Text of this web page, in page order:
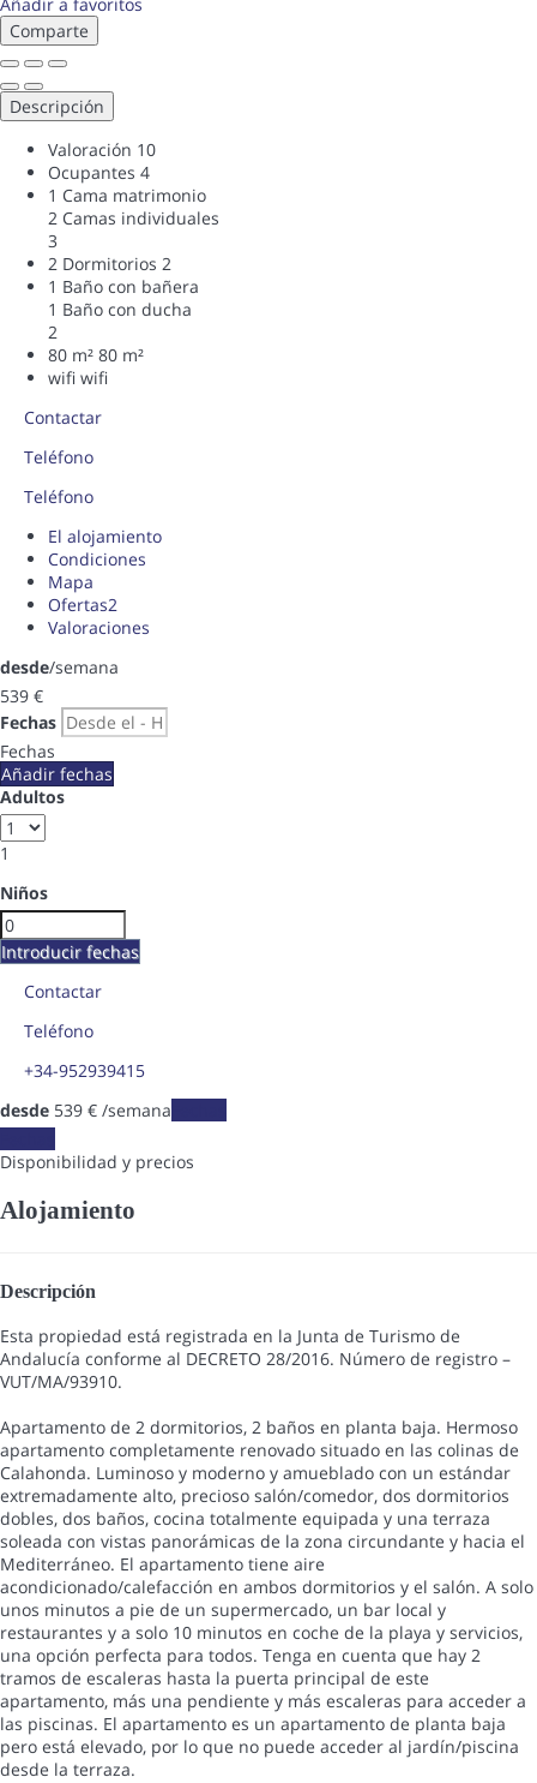
Comparte
Descripción
Valoración 10
Ocupantes 4
1 Cama matrimonio
2 Camas individuales
3
2 Dormitorios 2
1 Baño con bañera
1 Baño con ducha
2
80 m² 80 m²
wifi wifi
Contactar
Teléfono
Teléfono
El alojamiento
Condiciones
Mapa
Ofertas2
Valoraciones
desde/semana
539 €
Fechas
Fechas
Añadir fechas
Adultos
1
Niños
Introducir fechas
Contactar
Teléfono
+34-952939415
desde 539 € /semana
Disponibilidad y precios
Alojamiento
Descripción
Esta propiedad está registrada en la Junta de Turismo de
Andalucía conforme al DECRETO 28/2016. Número de registro –
VUT/MA/93910.
Apartamento de 2 dormitorios, 2 baños en planta baja. Hermoso
apartamento completamente renovado situado en las colinas de
Calahonda. Luminoso y moderno y amueblado con un estándar
extremadamente alto, precioso salón/comedor, dos dormitorios
dobles, dos baños, cocina totalmente equipada y una terraza
soleada con vistas panorámicas de la zona circundante y hacia el
Mediterráneo. El apartamento tiene aire
acondicionado/calefacción en ambos dormitorios y el salón. A solo
unos minutos a pie de un supermercado, un bar local y
restaurantes y a solo 10 minutos en coche de la playa y servicios,
una opción perfecta para todos. Tenga en cuenta que hay 2
tramos de escaleras hasta la puerta principal de este
apartamento, más una pendiente y más escaleras para acceder a
las piscinas. El apartamento es un apartamento de planta baja
pero está elevado, por lo que no puede acceder al jardín/piscina
desde la terraza.